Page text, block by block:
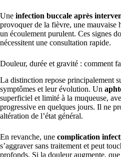
Une infection buccale après
provoquer de la fièvre, une mauvaise
un écoulement purulent. Ces signes
nécessitent une consultation rapide.
Douleur, durée et gravité : comment
La distinction repose principalement
symptômes et leur évolution. Un
superficiel et limité à la muqueuse,
progressive en quelques jours. Il ne
altération de l’état général.
En revanche, une complication
s’aggraver sans traitement et peut
profonds. Si la douleur augmente,